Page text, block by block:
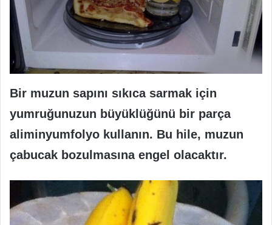
Bir muzun sapını sıkıca sarmak için
yumruğunuzun büyüklüğünü bir parça
aliminyumfolyo kullanın. Bu hile, muzun
çabucak bozulmasına engel olacaktır.